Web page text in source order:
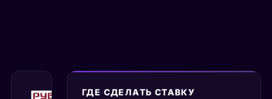
ГДЕ СДЕЛАТЬ СТАВКУ